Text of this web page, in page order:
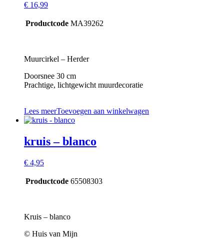
€ 16,99
Productcode MA39262
Muurcirkel – Herder
Doorsnee 30 cm
Prachtige, lichtgewicht muurdecoratie
Lees meerToevoegen aan winkelwagen
kruis – blanco
€ 4,95
Productcode 65508303
Kruis – blanco
© Huis van Mijn